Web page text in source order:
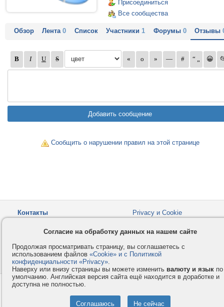
Присоединиться
Все сообщества
Обзор Лента0 Список Участники1 Форумы 0 Отзывы
Сообщить о нарушении правил на этой странице
Контакты
Privacy и Cookie
Как оплатить
Форумы
© 2008-2026VMESTE.EU
Согласие на обработку данных на нашем сайте
Продолжая просматривать страницу, вы соглашаетесь с
использованием файлов «Cookie» и с Политикой
конфиденциальности «Privacy».
Наверху или внизу страницы вы можете изменить валюту и язык по
умолчанию. Английская версия сайта ещё находится в доработке и
доступна не полностью.